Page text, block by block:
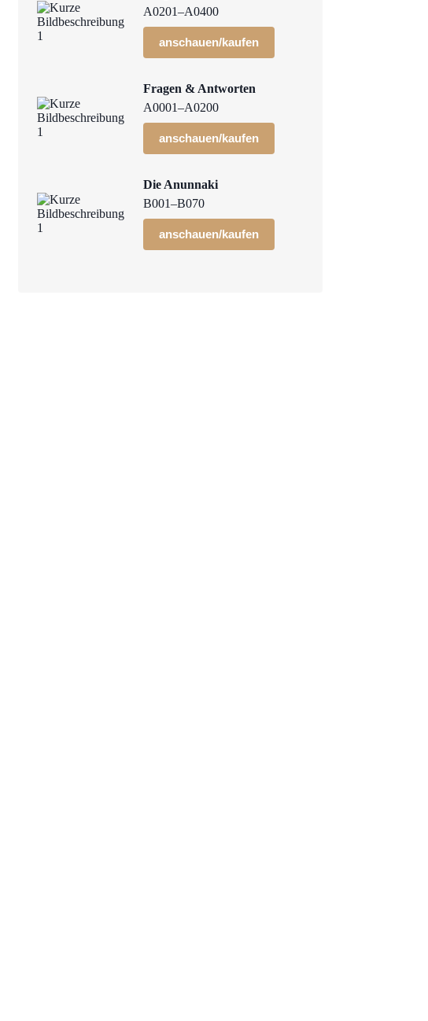
A0201–A0400
anschauen/kaufen
Fragen & Antworten
A0001–A0200
anschauen/kaufen
Die Anunnaki
B001–B070
anschauen/kaufen